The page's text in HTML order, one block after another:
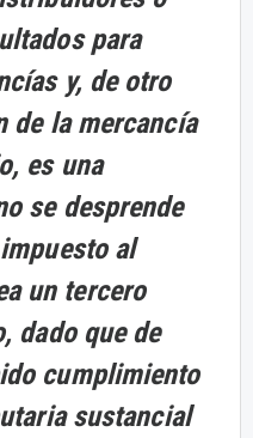
para
y, de otro
de la mercancía
es una
se desprende
al
un tercero
dado que de
cumplimiento
sustancial